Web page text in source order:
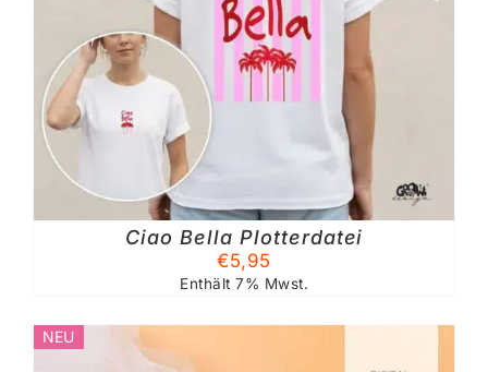
Ciao Bella Plotterdatei
€5,95
Enthält 7% Mwst.
NEU